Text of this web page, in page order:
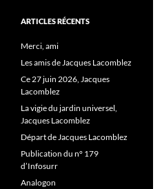
ARTICLES RÉCENTS
Merci, ami
Les amis de Jacques Lacomblez
Ce 27 juin 2026, Jacques
Lacomblez
La vigie du jardin universel,
Jacques Lacomblez
Départ de Jacques Lacomblez
Publication du n° 179
d’Infosurr
Analogon